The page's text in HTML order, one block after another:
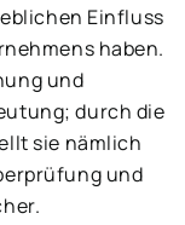
Einfluss
haben.
und
durch die
sie nämlich
und